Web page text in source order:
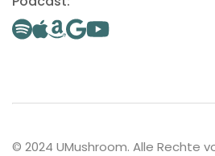
© 2024 UMushroom. Alle Rechte